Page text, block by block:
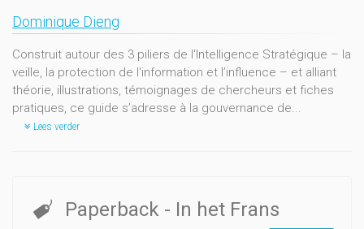
Dominique Dieng
Construit autour des 3 piliers de l'Intelligence Stratégique – la
veille, la protection de l'information et l’influence – et alliant
théorie, illustrations, témoignages de chercheurs et fiches
pratiques, ce guide s’adresse à la gouvernance de...
Lees verder
Paperback - In het Frans